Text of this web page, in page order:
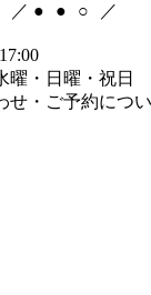
／ ● ● ○ ／
曜・日曜・祝日
せ・ご予約につ